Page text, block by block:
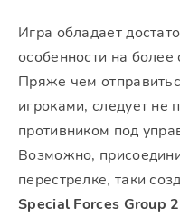
Игра обладает
особенности на
Пряже чем
игроками, следует не
противником под
Возможно,
перестрелке, таки
Special Forces Group 2